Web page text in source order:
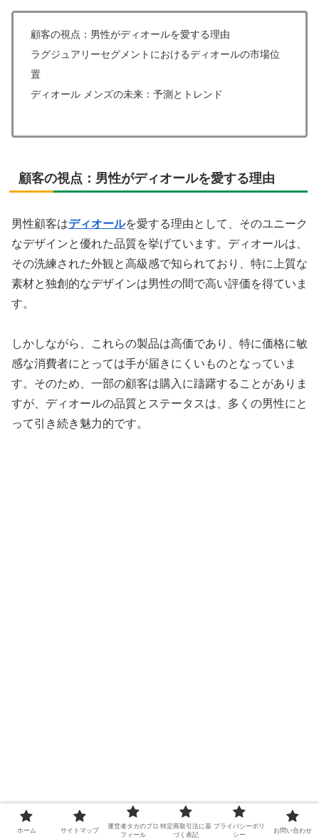
顧客の視点：男性がディオールを愛する理由
ラグジュアリーセグメントにおけるディオールの市場位
置
ディオール メンズの未来：予測とトレンド
顧客の視点：男性がディオールを愛する理由
男性顧客はディオールを愛する理由として、そのユニーク
なデザインと優れた品質を挙げています。ディオールは、
その洗練された外観と高級感で知られており、特に上質な
素材と独創的なデザインは男性の間で高い評価を得ていま
す。
しかしながら、これらの製品は高価であり、特に価格に敏
感な消費者にとっては手が届きにくいものとなっていま
す。そのため、一部の顧客は購入に躊躇することがありま
すが、ディオールの品質とステータスは、多くの男性にと
って引き続き魅力的です。
ラグジュアリーセグメントにおけるディオールの
ホーム サイトマップ
運営者タカのプロ
フィール
特定商取引法に基
づく表記
プライバシーポリ
シー
お問い合わせ